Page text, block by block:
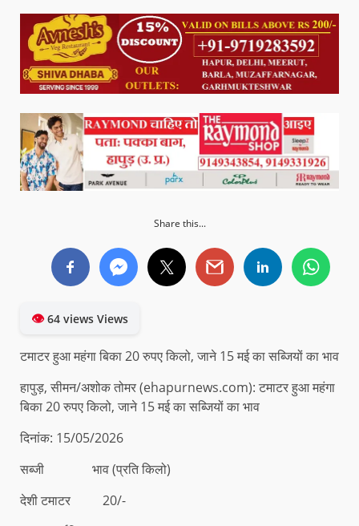
Share this...
👁64 views Views
टमाटर हुआ महंगा बिका 20 रुपए किलो, जाने 15 मई का सब्जियों का भाव
हापुड़, सीमन/अशोक तोमर (ehapurnews.com): टमाटर हुआ महंगा
बिका 20 रुपए किलो, जाने 15 मई का सब्जियों का भाव
दिनांक: 15/05/2026
सब्जी भाव (प्रति किलो)
देशी टमाटर 20/-